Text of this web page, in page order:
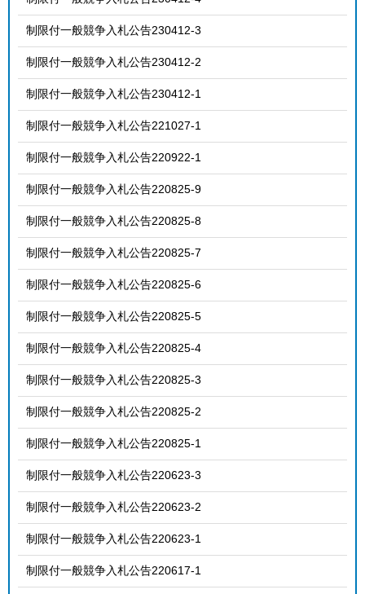
制限付一般競争入札公告230412-3
制限付一般競争入札公告230412-2
制限付一般競争入札公告230412-1
制限付一般競争入札公告221027-1
制限付一般競争入札公告220922-1
制限付一般競争入札公告220825-9
制限付一般競争入札公告220825-8
制限付一般競争入札公告220825-7
制限付一般競争入札公告220825-6
制限付一般競争入札公告220825-5
制限付一般競争入札公告220825-4
制限付一般競争入札公告220825-3
制限付一般競争入札公告220825-2
制限付一般競争入札公告220825-1
制限付一般競争入札公告220623-3
制限付一般競争入札公告220623-2
制限付一般競争入札公告220623-1
制限付一般競争入札公告220617-1